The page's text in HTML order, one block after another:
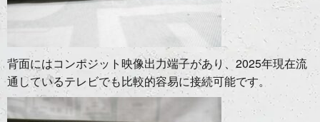
背面にはコンポジット映像出力端子があり、2025年現在流
通しているテレビでも比較的容易に接続可能です。